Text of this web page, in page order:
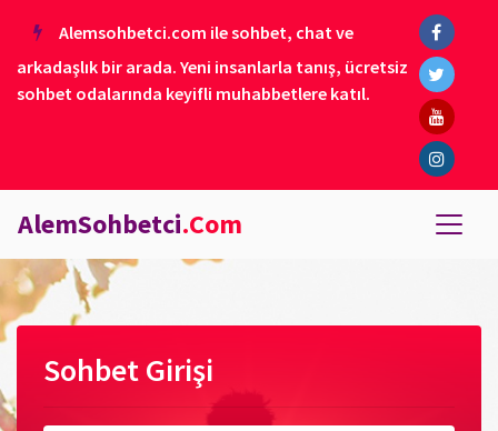
Alemsohbetci.com ile sohbet, chat ve
arkadaşlık bir arada. Yeni insanlarla tanış, ücretsiz
sohbet odalarında keyifli muhabbetlere katıl.
AlemSohbetci.Com
Sohbet Girişi